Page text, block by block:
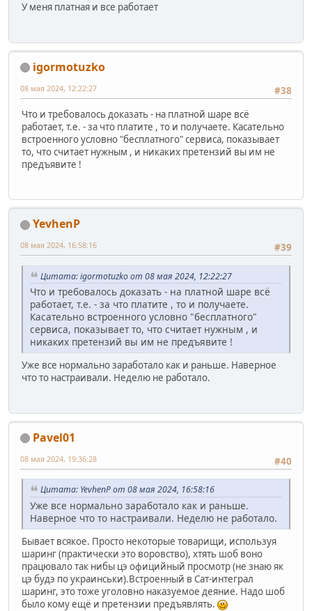
У меня платная и все работает
igormotuzko
#38
08 мая 2024, 12:22:27
Что и требовалось доказать - на платной шаре всё
работает, т.е. - за что платите , то и получаете. Касательно
встроенного условно "бесплатного" сервиса, показывает
то, что считает нужным , и никаких претензий вы им не
предъявите !
YevhenP
#39
08 мая 2024, 16:58:16
Цитата: igormotuzko от 08 мая 2024, 12:22:27
Что и требовалось доказать - на платной шаре всё
работает, т.е. - за что платите , то и получаете.
Касательно встроенного условно "бесплатного"
сервиса, показывает то, что считает нужным , и
никаких претензий вы им не предъявите !
Уже все нормально заработало как и раньше. Наверное
что то настраивали. Неделю не работало.
Pavel01
#40
08 мая 2024, 19:36:28
Цитата: YevhenP от 08 мая 2024, 16:58:16
Уже все нормально заработало как и раньше.
Наверное что то настраивали. Неделю не работало.
Бывает всякое. Просто некоторые товарищи, используя
шаринг (практически это воровство), хтять шоб воно
працювало так нибы цэ официйный просмотр (не знаю як
цэ будэ по украинськи).Встроенный в Сат-интеграл
шаринг, это тоже уголовно наказуемое деяние. Надо шоб
было кому ещё и претензии предъявлять.